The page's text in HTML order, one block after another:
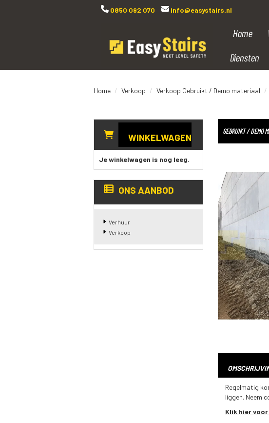
0850 092 070 info@easystairs.nl
Home
Diensten
Home Verkoop Verkoop Gebruikt / Demo materiaal
WINKELWAGEN
Je winkelwagen is nog leeg.
ONS AANBOD
Verhuur
Verkoop
GEBRUIKT / DEMO
Regelmatig
liggen. Neem
Klik hier